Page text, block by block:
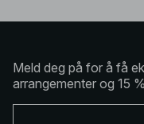
Meld deg på for å få
arrangementer og 15